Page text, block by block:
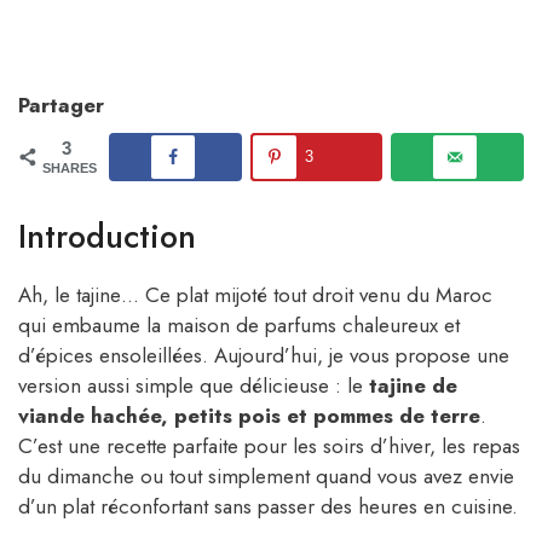
Partager
3
SHARES
3
Introduction
Ah, le tajine… Ce plat mijoté tout droit venu du Maroc
qui embaume la maison de parfums chaleureux et
d’épices ensoleillées. Aujourd’hui, je vous propose une
version aussi simple que délicieuse : le tajine de
viande hachée, petits pois et pommes de terre.
C’est une recette parfaite pour les soirs d’hiver, les repas
du dimanche ou tout simplement quand vous avez envie
d’un plat réconfortant sans passer des heures en cuisine.